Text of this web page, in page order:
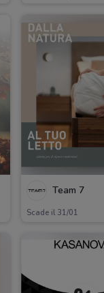
Team 7
Scade il 31/01